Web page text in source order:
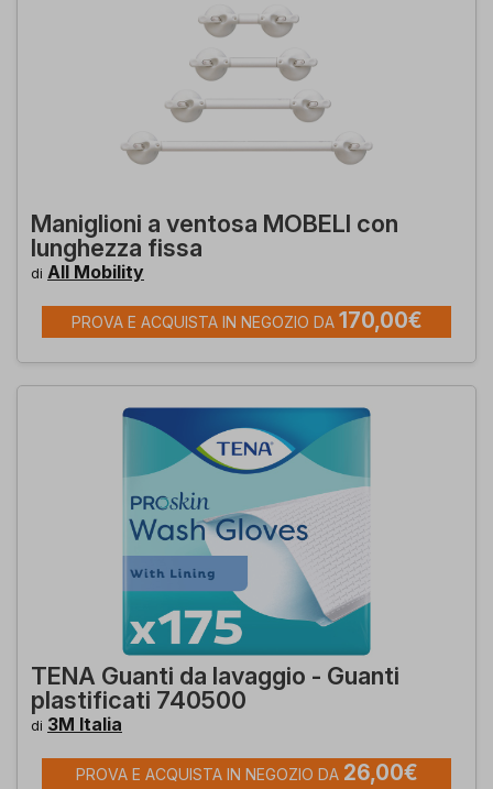
Maniglioni a ventosa MOBELI con
lunghezza fissa
di All Mobility
PROVA E ACQUISTA IN NEGOZIO DA 170,00€
TENA Guanti da lavaggio - Guanti
plastificati 740500
di 3M Italia
PROVA E ACQUISTA IN NEGOZIO DA 26,00€